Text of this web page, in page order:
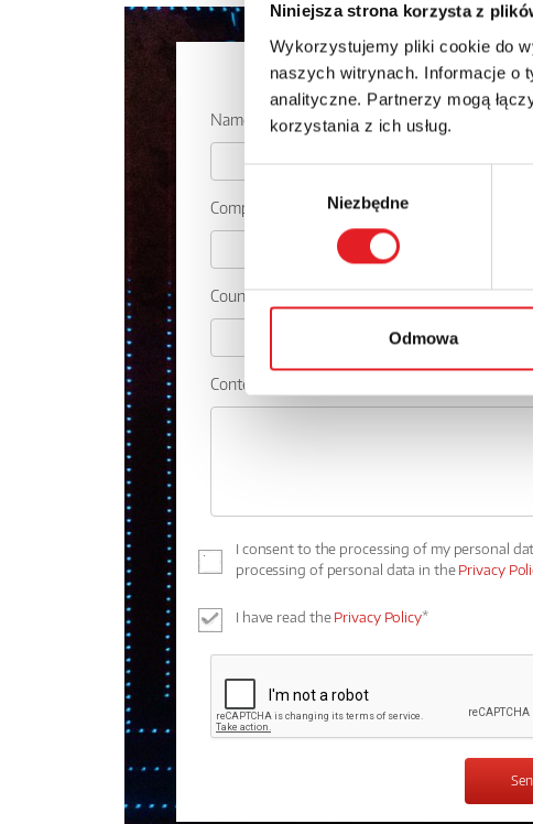
Niniejsza strona korzysta z
Wykorzystujemy pliki cookie do
naszych witrynach. Informacje o
analityczne. Partnerzy mogą
korzystania z ich usług.
Wybór
zgody
Niezbędne
Odmowa
Ask for the
Name: *
Company:
Country:
Contents: *
I consent to the processing of my personal
processing of personal data in thePrivacy
I have read thePrivacy Policy*